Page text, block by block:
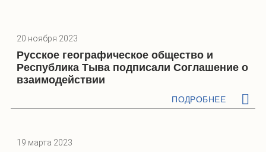
20 ноября 2023
Русское географическое общество и
Республика Тыва подписали Соглашение о
взаимодействии
ПОДРОБНЕЕ
19 марта 2023